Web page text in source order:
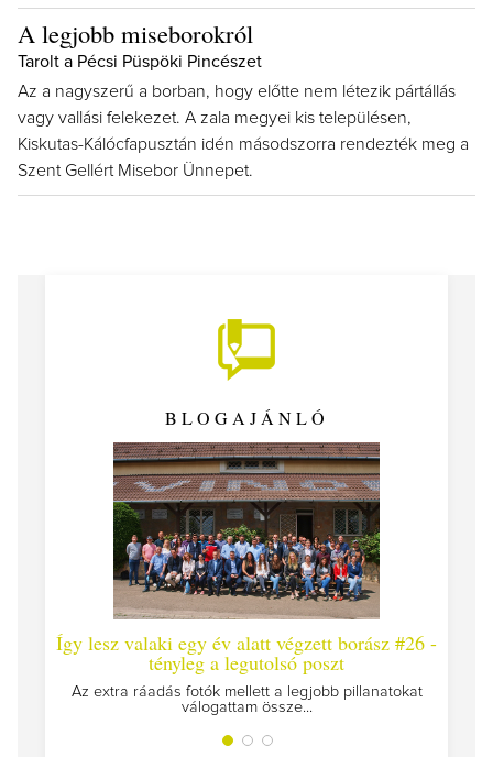
A legjobb miseborokról
Tarolt a Pécsi Püspöki Pincészet
Az a nagyszerű a borban, hogy előtte nem létezik pártállás
vagy vallási felekezet. A zala megyei kis településen,
Kiskutas-Kálócfapusztán idén másodszorra rendezték meg a
Szent Gellért Misebor Ünnepet.
BLOGAJÁNLÓ
Így lesz valaki egy év alatt végzett borász #26 -
tényleg a legutolsó poszt
Az extra ráadás fotók mellett a legjobb pillanatokat
válogattam össze...